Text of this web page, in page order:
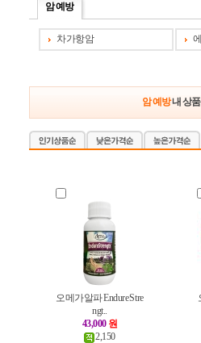
암 예방
차가항암
암 예방내 상
오메가알파 Endure Stre
ngt..
43,000 원
2,150